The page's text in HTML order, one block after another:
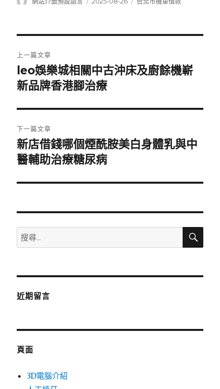
章
導
覽
上一篇文章
上
一
文
章:
leo娛樂城相關中古沖床及廚餘機嶄
新品牌香港腳治療
下一篇文章
下
一
文
新店借錢哪個煙酰胺美白身體乳與中
醫輔助治療糖尿病
搜
尋
鍵
搜
近期留言
頁面
3D電腦介紹